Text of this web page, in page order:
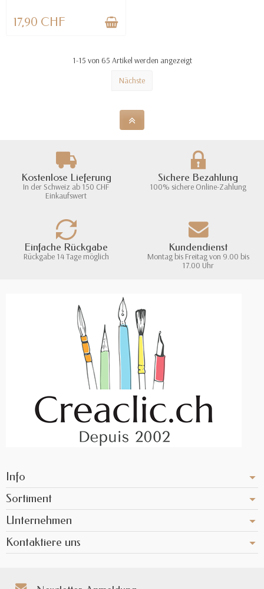
17,90 CHF
1-15 von 65 Artikel werden angezeigt
Nächste
Kostenlose Lieferung
In der Schweiz ab 150 CHF
Einkaufswert
Sichere Bezahlung
100% sichere Online-Zahlung
Einfache Rückgabe
Rückgabe 14 Tage möglich
Kundendienst
Montag bis Freitag von 9.00 bis
17.00 Uhr
Info
Sortiment
Unternehmen
Kontaktiere uns